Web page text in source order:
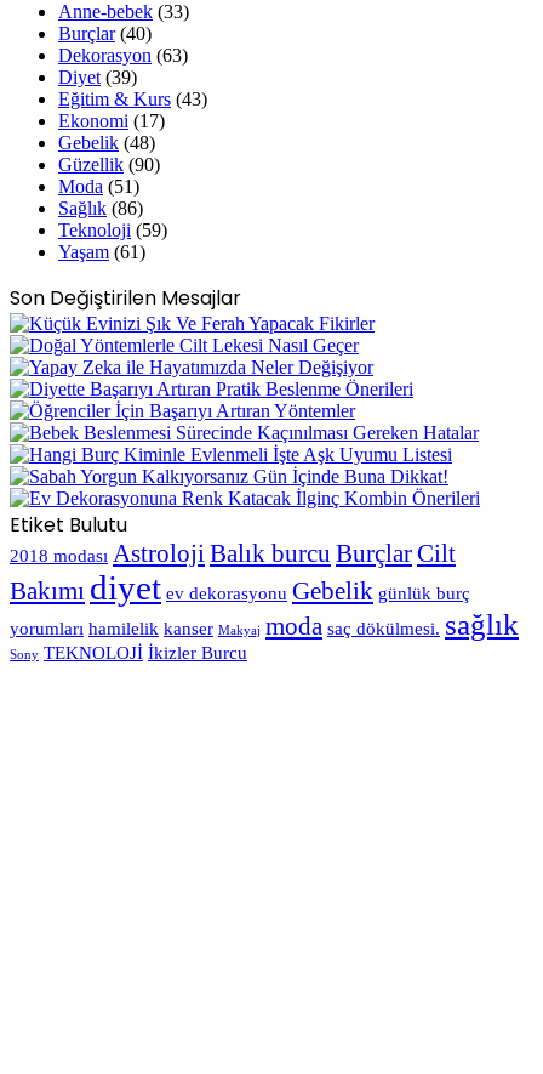
Anne-bebek (33)
Burçlar(40)
Dekorasyon (63)
Diyet (39)
Eğitim & Kurs (43)
Ekonomi (17)
Gebelik (48)
Güzellik (90)
Moda (51)
Sağlık (86)
Teknoloji (59)
Yaşam (61)
Son Değiştirilen Mesajlar
Etiket Bulutu
2018 modası Astroloji Balık burcu BurçlarCilt
Bakımı diyet ev dekorasyonu Gebelik günlük burç
yorumları hamilelik kanser Makyaj moda saç dökülmesi. sağlık
Sony TEKNOLOJİ İkizler Burcu